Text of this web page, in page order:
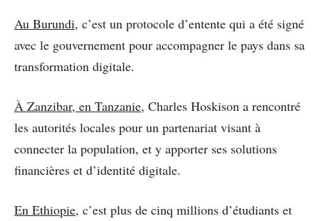
Au Burundi, c’est un protocole d’entente qui a été signé
avec le gouvernement pour accompagner le pays dans sa
transformation digitale.
À Zanzibar, en Tanzanie, Charles Hoskison a rencontré
les autorités locales pour un partenariat visant à
connecter la population, et y apporter ses solutions
financières et d’identité digitale.
En Ethiopie, c’est plus de cinq millions d’étudiants et